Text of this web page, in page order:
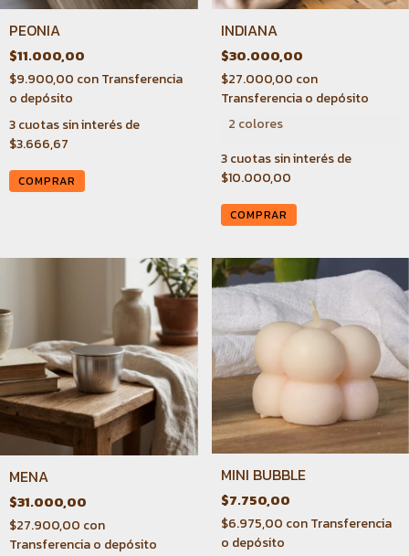
PEONIA
$11.000,00
$9.900,00 conTransferencia
o depósito
3cuotas sin interés de
$3.666,67
COMPRAR
INDIANA
$30.000,00
$27.000,00 con
Transferencia o depósito
2 colores
3 cuotas sin interés de
$10.000,00
COMPRAR
MENA
$31.000,00
$27.900,00 con
Transferencia o depósito
MINI BUBBLE
$7.750,00
$6.975,00 con Transferencia
o depósito